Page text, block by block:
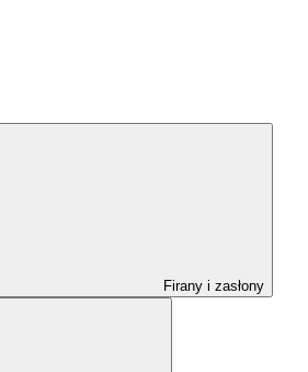
Firany i zasłony